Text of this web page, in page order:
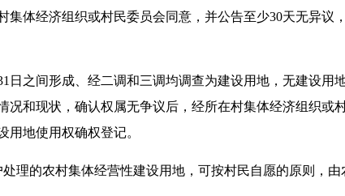
集体经济组织或村民委员会同意，并公告至少30天无异议
之间形成、经二调和三调均调查为建设用地，无建设用
况和现状，确认权属无争议后，经所在村集体经济组织或
用地使用权确权登记。
的农村集体经营性建设用地，可按村民自愿的原则，由